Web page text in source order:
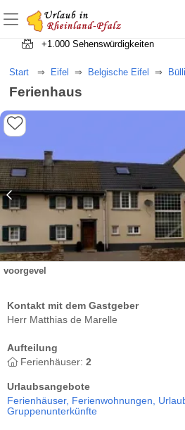
+1.500 Unterkünfte in
+1.000 Sehenswürdigkeiten
Start Eifel Belgische Eifel
Ferienhaus
voorgevel
Kontakt mit dem Gastgeber
Herr Matthias de Marelle
Aufteilung
Ferienhäuser: 2
Urlaubsangebote
Ferienhäuser, Ferienwohnungen,
Gruppenunterkünfte